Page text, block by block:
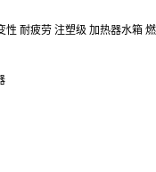
性 耐疲劳 注塑级 加热器水箱